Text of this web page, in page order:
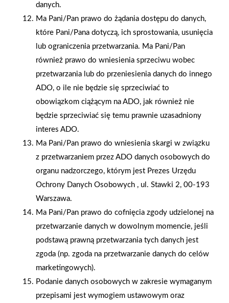
2026-01-15
Grupa PSB Handel S.A.
gra z WOŚP. Powstała
firmowa eSkarbonka na
rzecz gastroenterologii
Zacisze S.A. dołącza do
Grupy PSB. Sieć kończy
rok strategicznym
otwarciem po
danych.
Ma Pani/Pan prawo do żądania dostępu do danych,
które Pani/Pana dotyczą, ich sprostowania, usunięcia
lub ograniczenia przetwarzania. Ma Pani/Pan
również prawo do wniesienia sprzeciwu wobec
przetwarzania lub do przeniesienia danych do innego
ADO, o ile nie będzie się sprzeciwiać to
obowiązkom ciążącym na ADO, jak również nie
będzie sprzeciwiać się temu prawnie uzasadniony
interes ADO.
Ma Pani/Pan prawo do wniesienia skargi w związku
z przetwarzaniem przez ADO danych osobowych do
organu nadzorczego, którym jest Prezes Urzędu
Ochrony Danych Osobowych , ul. Stawki 2, 00-193
Warszawa.
Ma Pani/Pan prawo do cofnięcia zgody udzielonej na
przetwarzanie danych w dowolnym momencie, jeśli
podstawą prawną przetwarzania tych danych jest
zgoda (np. zgoda na przetwarzanie danych do celów
marketingowych).
Podanie danych osobowych w zakresie wymaganym
przepisami jest wymogiem ustawowym oraz